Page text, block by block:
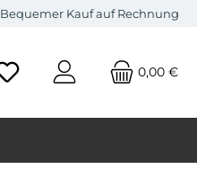
Bequemer Kauf auf Rechnung
0,00 €